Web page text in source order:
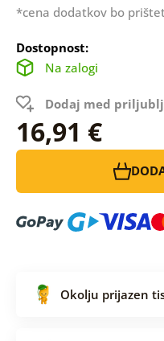
*cena dodatkov bo
Dostopnost:
Na zalogi
Dodaj med
16,91 €
Okolju prijazen